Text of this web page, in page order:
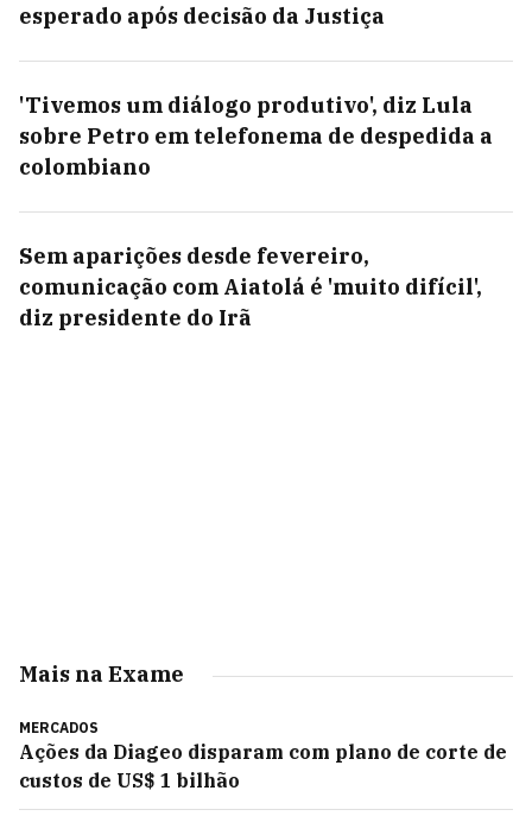
esperado após decisão da Justiça
'Tivemos um diálogo produtivo', diz Lula
sobre Petro em telefonema de despedida a
colombiano
Sem aparições desde fevereiro,
comunicação com Aiatolá é 'muito difícil',
diz presidente do Irã
Mais na Exame
MERCADOS
Ações da Diageo disparam com plano de corte de
custos de US$ 1 bilhão